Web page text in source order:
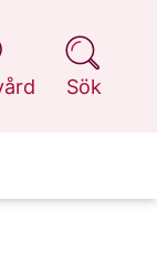
Sök
på 1177.se